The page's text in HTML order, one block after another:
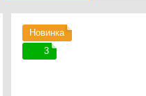
Новинка
3